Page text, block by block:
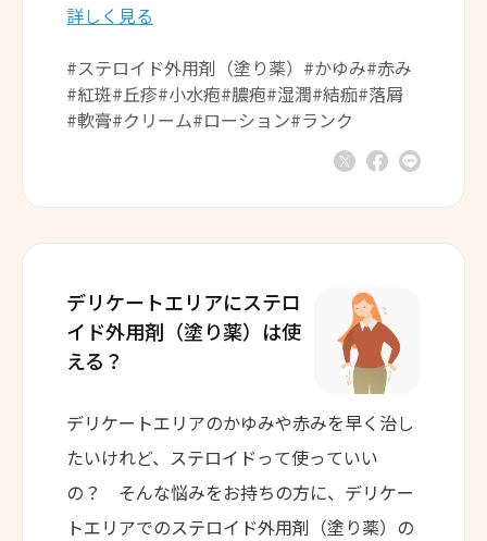
詳しく見る
#ステロイド外用剤（塗り薬） #かゆみ#赤み
#紅斑#丘疹#小水疱#膿疱#湿潤#結痂#落屑
#軟膏#クリーム#ローション#ランク
デリケートエリアにステロ
イド外用剤（塗り薬）は使
える？
デリケートエリアのかゆみや赤みを早く治し
たいけれど、ステロイドって使っていい
の？ そんな悩みをお持ちの方に、デリケー
トエリアでのステロイド外用剤（塗り薬）の